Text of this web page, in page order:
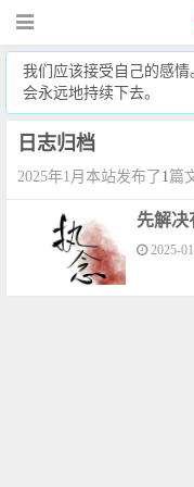
我们应该接受自己的感
会永远地持续下去。
日志归档
2025年1月本站发布了 1篇
先解决
2025-